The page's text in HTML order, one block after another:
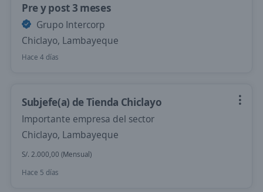
Pre y post 3 meses
Grupo Intercorp
Chiclayo, Lambayeque
Hace 4 días
Subjefe(a) de Tienda Chiclayo
Importante empresa del sector
Chiclayo, Lambayeque
S/. 2.000,00 (Mensual)
Hace 5 días